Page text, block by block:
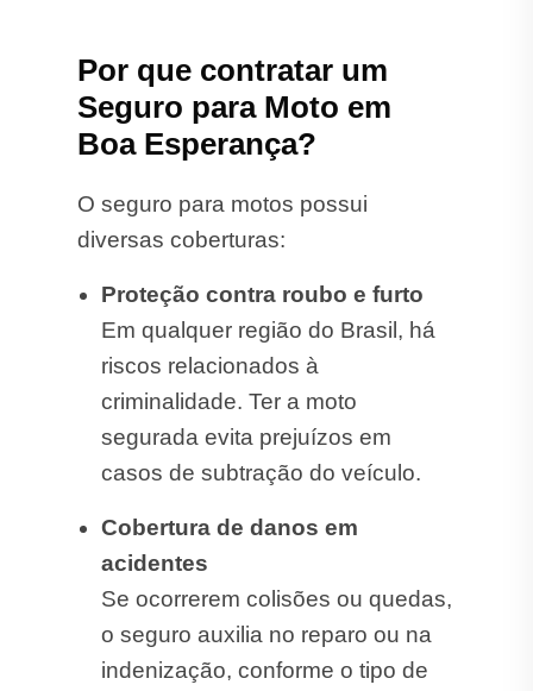
Por que contratar um
Seguro para Moto em
Boa Esperança?
O seguro para motos possui
diversas coberturas:
Proteção contra roubo e furto
Em qualquer região do Brasil, há
riscos relacionados à
criminalidade. Ter a moto
segurada evita prejuízos em
casos de subtração do veículo.
Cobertura de danos em
acidentes
Se ocorrerem colisões ou quedas,
o seguro auxilia no reparo ou na
indenização, conforme o tipo de